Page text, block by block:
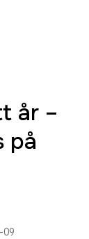
år –
på
09